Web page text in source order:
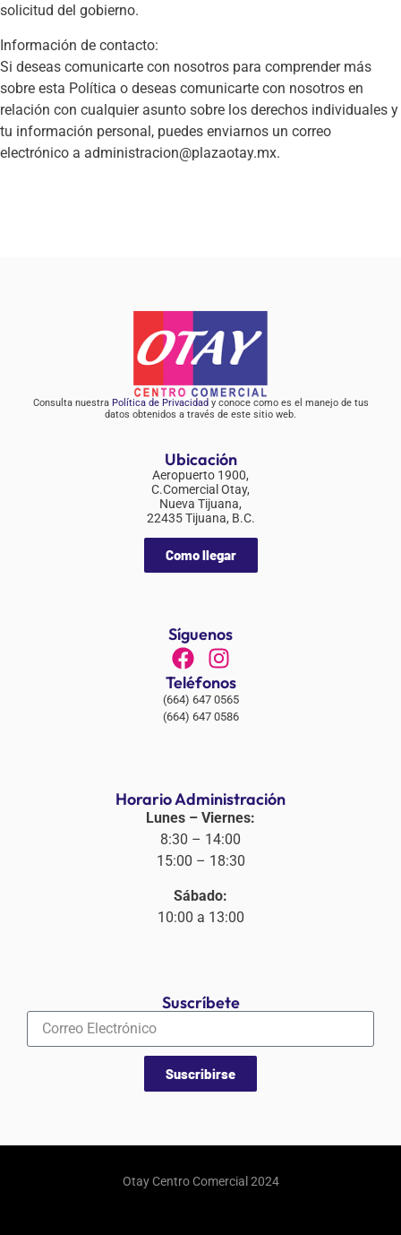
solicitud del gobierno.
Información de contacto:
Si deseas comunicarte con nosotros para comprender más
sobre esta Política o deseas comunicarte con nosotros en
relación con cualquier asunto sobre los derechos individuales y
tu información personal, puedes enviarnos un correo
electrónico a administracion@plazaotay.mx.
Consulta nuestra Política de Privacidad y conoce como es el manejo de tus
datos obtenidos a través de este sitio web.
Ubicación
Aeropuerto 1900,
C.Comercial Otay,
Nueva Tijuana,
22435 Tijuana, B.C.
Como llegar
Síguenos
Teléfonos
(664) 647 0565
(664) 647 0586
Horario Administración
Lunes – Viernes:
8:30 – 14:00
15:00 – 18:30
Sábado:
10:00 a 13:00
Suscríbete
Suscribirse
Otay Centro Comercial 2024